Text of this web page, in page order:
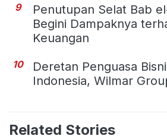
9
Penutupan Selat Bab
Begini Dampaknya
Keuangan
10
Deretan Penguasa
Indonesia, Wilmar
Related Stories